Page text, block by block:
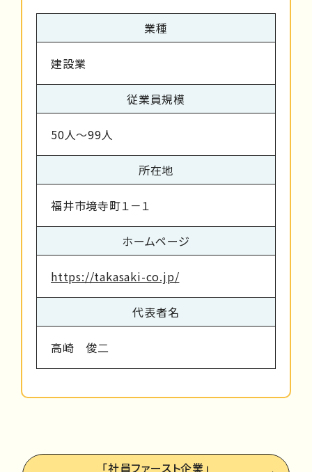
業種
建設業
従業員規模
50人～99人
所在地
福井市境寺町１－１
ホームページ
https://takasaki-co.jp/
代表者名
高崎 俊二
「社員ファースト企業」